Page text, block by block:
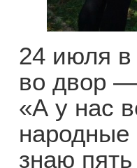
24 июля в
во двор
«А у нас
знаю